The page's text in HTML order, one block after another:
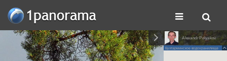
Alexandr Polyakov
Бухтарминское водохранилище